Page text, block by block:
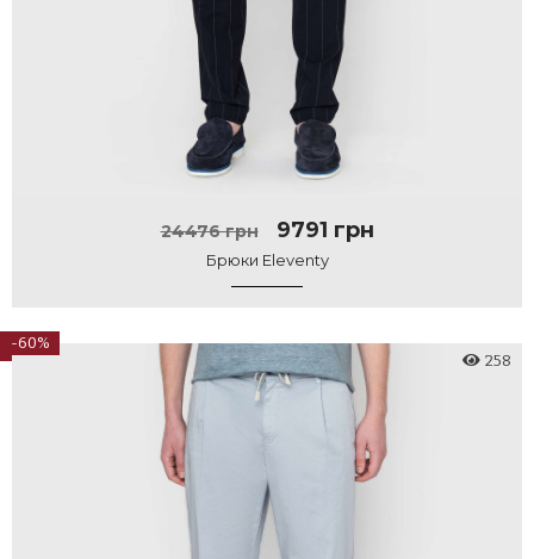
24476 грн 9791 грн
Брюки Eleventy
-60%
258